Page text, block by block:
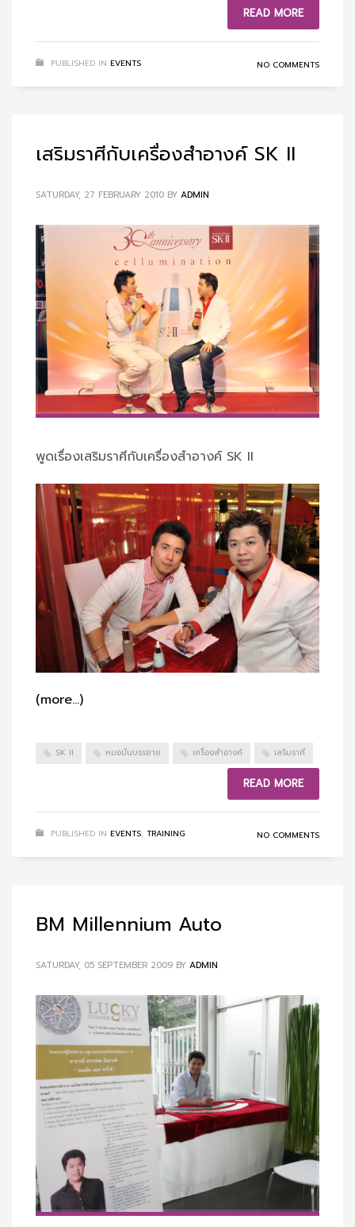
READ MORE
PUBLISHED IN EVENTS NO COMMENTS
เสริมราศีกับเครื่องสำอางค์ SK II
SATURDAY, 27 FEBRUARY 2010 BY ADMIN
พูดเรื่องเสริมราศีกับเครื่องสำอางค์ SK II
(more…)
SK II หมอมีนบรรยาย เครื่องสำอางค์ เสริมราศี
READ MORE
PUBLISHED IN EVENTS, TRAINING NO COMMENTS
BM Millennium Auto
SATURDAY, 05 SEPTEMBER 2009 BY ADMIN